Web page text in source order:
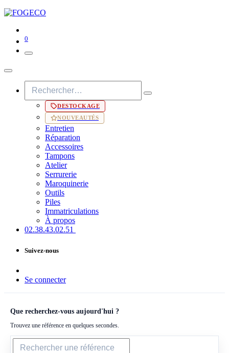
0
DESTOCKAGE
NOUVEAUTÉS
Entretien
Réparation
Accessoires
Tampons
Atelier
Serrurerie
Maroquinerie
Outils
Piles
Immatriculations
À propos
02.38.43​.02.51
Suivez-nous
Se connecter
Que recherchez-vous aujourd'hui ?
Trouvez une référence en quelques secondes.